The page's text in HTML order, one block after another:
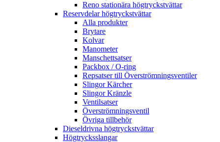
Reno stationära högtryckstvättar
Reservdelar högtryckstvättar
Alla produkter
Brytare
Kolvar
Manometer
Manschettsatser
Packbox / O-ring
Repsatser till Överströmningsventiler
Slingor Kärcher
Slingor Kränzle
Ventilsatser
Överströmningsventil
Övriga tillbehör
Dieseldrivna högtryckstvättar
Högtrycksslangar